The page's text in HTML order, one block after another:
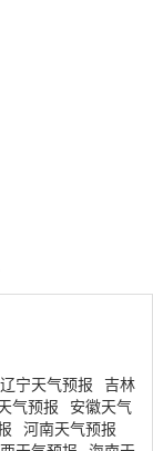
辽宁天气预报
吉林
气预报
安徽天气
河南天气预报